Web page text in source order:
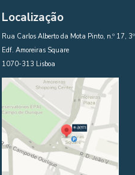
Localização
Rua Carlos Alberto da Mota Pinto, n.º 17,
Edf. Amoreiras Square
1070-313 Lisboa